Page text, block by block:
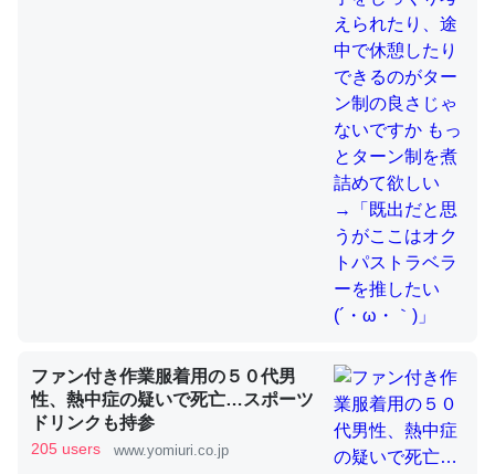
─ニュース :: 【研究発表】昆虫学の大問題＝「昆虫はなぜ海にいな
これを元に考えるとカルシウムを大量に使う脊椎動物と貝
類は苦労してるんだな…。腹足類だと殻を無くしてナメク
─ニュース :: 【研究発表】昆虫学の大問題＝「昆虫はなぜ海にいな
ウチもEchoを実家に置いて４年。でたまに覗いてる。ぼ
ちぼちRingも置こうかと画策中。あと、Googleマップで
ファン付き作業服着用の５０代男
性、熱中症の疑いで死亡…スポーツ
ドリンクも持参
205 users www.yomiuri.co.jp